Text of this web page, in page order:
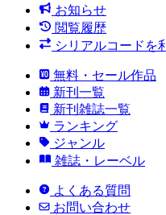
お知らせ
閲覧履歴
シリアルコードを
無料・セール作品
新刊一覧
新刊雑誌一覧
ランキング
ジャンル
雑誌・レーベル
よくある質問
お問い合わせ